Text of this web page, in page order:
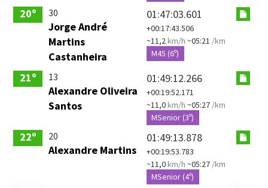
20º 30
Jorge André
Martins
Castanheira
01:47:03.601
+00:17:43.506
~11,2km/h ~05:21 /km
M45 (6º)
21º 13
Alexandre Oliveira
Santos
01:49:12.266
+00:19:52.171
~11,0km/h ~05:27 /km
MSenior (3º)
22º 20
Alexandre Martins
01:49:13.878
+00:19:53.783
~11,0km/h ~05:27 /km
MSenior (4º)